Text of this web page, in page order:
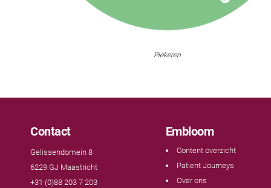
Piekeren
Contact
Gelissendomein 8
6229 GJ Maastricht
+31 (0)88 203 7 203
Embloom
Content overzicht
Patient Journeys
Over ons